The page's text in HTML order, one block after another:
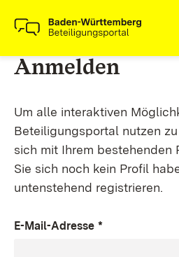
Anmelden
Um alle interaktiven
Beteiligungsportal nutzen
sich mit Ihrem bestehenden
Sie sich noch kein Profil
untenstehend registrieren.
E-Mail-Adresse *